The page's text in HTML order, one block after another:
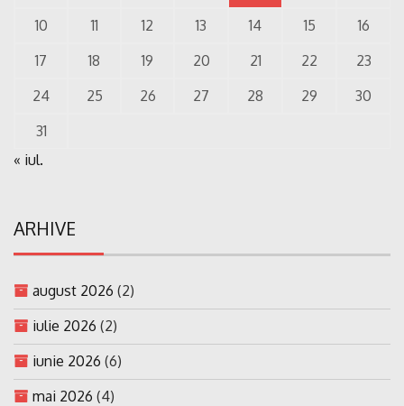
10
11 12 13 14 15
16
17
18 19 20 21 22
23
24
25 26 27 28 29
30
31
« iul.
ARHIVE
august 2026 (2)
iulie 2026 (2)
iunie 2026 (6)
mai 2026 (4)